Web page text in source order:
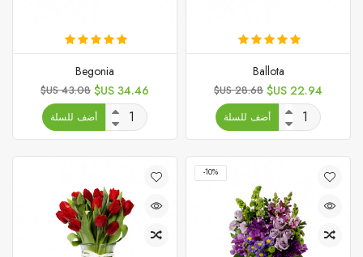
Ballota
السعر
22.94 US$
السعر
الأساسي
28.68 US$
أضف للسلة
Begonia
السعر
34.46 US$
السعر
الأساسي
43.08 US$
أضف للسلة
‎-10%